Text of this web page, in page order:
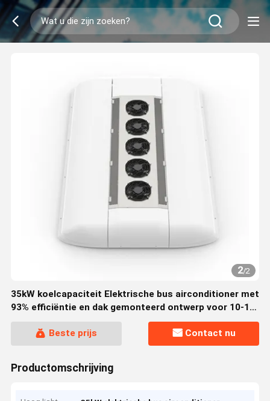
2/2
35kW koelcapaciteit Elektrische bus airconditioner met
93% efficiëntie en dak gemonteerd ontwerp voor 10-11
Beste prijs
Contact nu
Productomschrijving